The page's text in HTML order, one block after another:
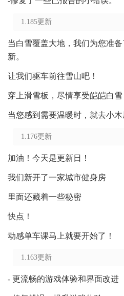
1.185更新
当白雪覆盖大地，我们为您准
新。
让我们驱车前往雪山吧！
穿上滑雪板，尽情享受皑皑白雪
当您感到需要温暖时，就去小木
1.176更新
加油！今天是更新日！
我们新开了一家城市健身房
里面还藏着一些秘密
快点！
动感单车课马上就要开始了！
1.163更新
- 更流畅的游戏体验和界面改进